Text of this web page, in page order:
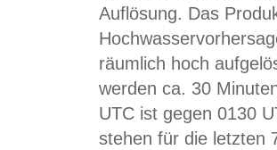
Auflösung. Das
räumlich hoch
werden ca. 30
UTC ist gegen 0130
stehen für die letzten